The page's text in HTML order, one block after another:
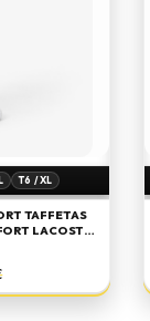
T6 / XL
TAFFETAS